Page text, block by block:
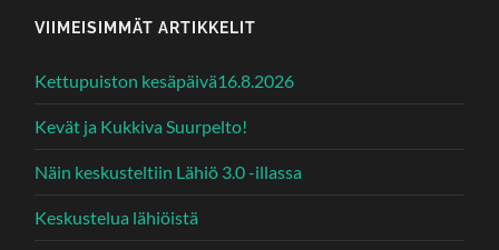
VIIMEISIMMÄT ARTIKKELIT
Kettupuiston kesäpäivä16.8.2026
Kevät ja Kukkiva Suurpelto!
Näin keskusteltiin Lähiö 3.0 -illassa
Keskustelua lähiöistä